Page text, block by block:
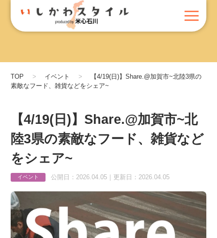
TOP イベント
【4/19(日)】Share.@加賀市~北陸3県の
素敵なフード、雑貨などをシェア~
【4/19(日)】Share.@加賀市~北
陸3県の素敵なフード、雑貨など
をシェア~
イベント 公開日：2026.04.05｜更新日：2026.04.05